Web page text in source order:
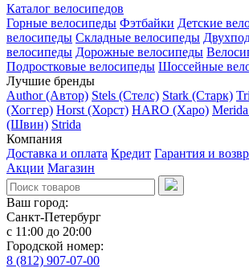
Каталог велосипедов
Горные велосипеды Фэтбайки Детские
велосипеды Складные велосипеды
велосипеды Дорожные велосипеды
Подростковые велосипеды Шоссейные
Лучшие бренды
Author (Автор) Stels (Стелс) Stark (Старк)
(Хоггер) Horst (Хорст) HARO (Харо)
(Швин) Strida
Компания
Доставка и оплата Кредит Гарантия и
Акции Магазин
Ваш город:
Санкт-Петербург
с 11:00 до 20:00
Городской номер:
8 (812) 907-07-00